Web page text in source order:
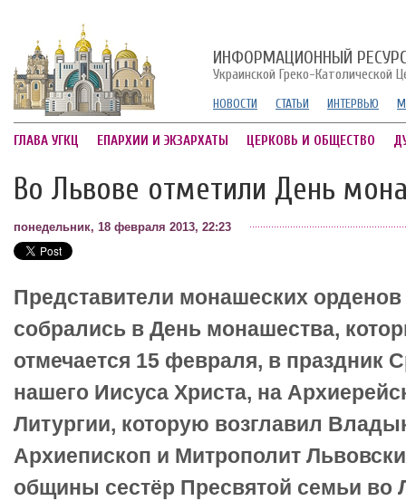
ИНФОРМАЦИОННЫЙ
Украинской Греко-Католической
НОВОСТИ СТАТЬИ ИНТЕРВЬЮ
ГЛАВА УГКЦ ЕПАРХИИ И ЭКЗАРХАТЫ ЦЕРКОВЬ И ОБЩЕСТВО
Во Львове отметили День
понедельник, 18 февраля 2013, 22:23
Представители монашеских орденов
собрались в День монашества,
отмечается 15 февраля, в праздник
нашего Иисуса Христа, на
Литургии, которую возглавил
Архиепископ и Митрополит
общины сестёр Пресвятой семьи во